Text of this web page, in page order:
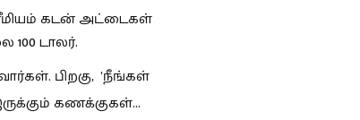
ப்ரீமியம் கடன் அட்டைகள்
100 டாலர்.
பிறகு, 'நீங்கள்
கணக்குகள்...